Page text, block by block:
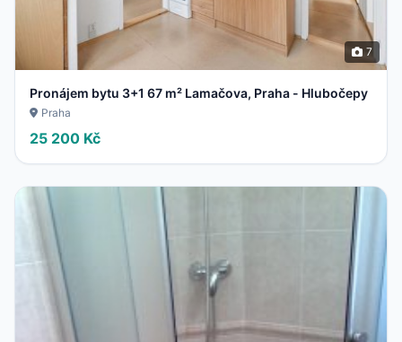
7
Pronájem bytu 3+1 67 m² Lamačova, Praha - Hlubočepy
Praha
25 200 Kč